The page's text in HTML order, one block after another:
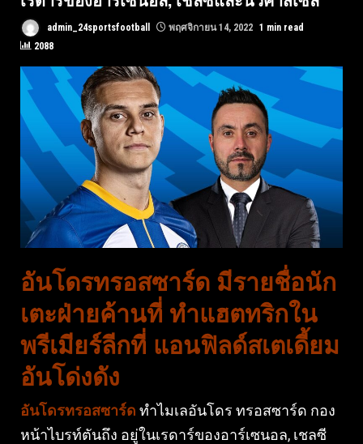
admin_24sportsfootball พฤศจิกายน 14, 2022 1 min read
2088
อันโดรทรอสซาร์ด มีรายชื่อนัก
เตะฝ่ายค้านที่ ทําแฮตทริกใน
พรีเมียร์ลีกที่ แอนฟิลด์สเตเดี้ยม
อันโด่งดัง
อันโดรทรอสซาร์ด ทําไมเลอันโดร ทรอสซาร์ด กอง
หน้าไบรท์ตันถึง อยู่ในเรดาร์ของอาร์เซนอล, เชลซี